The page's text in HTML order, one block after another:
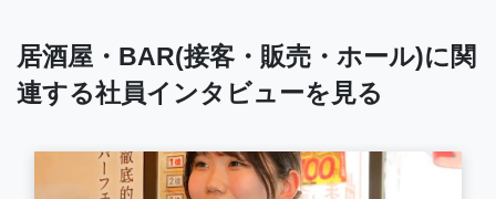
居酒屋・BAR(接客・販売・ホール)に関
連する社員インタビューを見る